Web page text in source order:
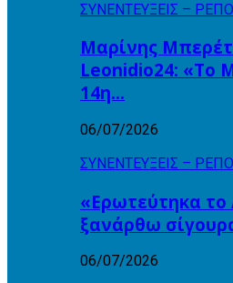
ΣΥΝΕΝΤΕΥΞΕΙΣ –
Μαρίνης
Leonidio24: «Το
14η…
06/07/2026
ΣΥΝΕΝΤΕΥΞΕΙΣ –
«Ερωτεύτηκα το
ξανάρθω
06/07/2026